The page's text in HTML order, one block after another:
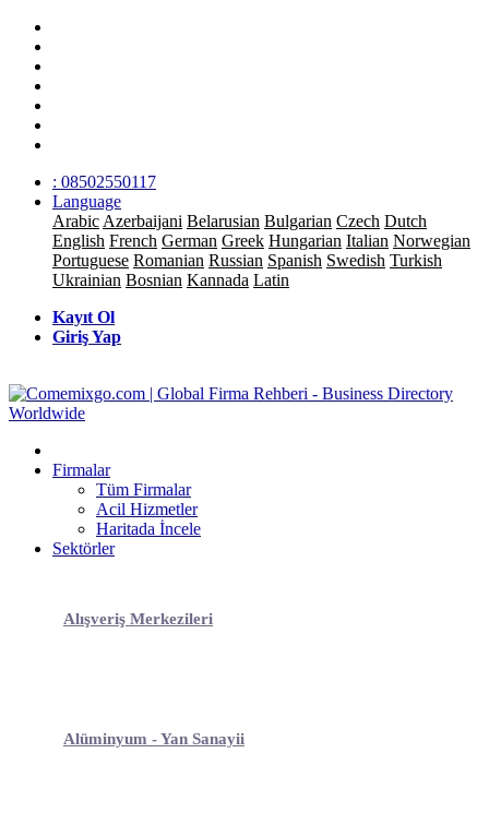
: 08502550117
Language
Arabic Azerbaijani Belarusian Bulgarian Czech Dutch
English French German Greek Hungarian Italian Norwegian
Portuguese Romanian Russian Spanish Swedish Turkish
Ukrainian Bosnian Kannada Latin
Kayıt Ol
Giriş Yap
Firmalar
Tüm Firmalar
Acil Hizmetler
Haritada İncele
Sektörler
Alışveriş Merkezileri
Alüminyum - Yan Sanayii